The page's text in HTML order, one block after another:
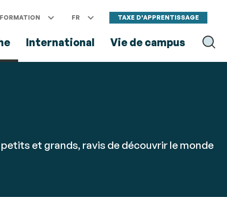
FR TAXE D'APPRENTISSAGE
International Vie de campus
et grands, ravis de découvrir le monde